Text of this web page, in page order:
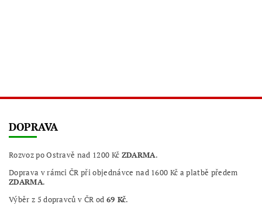
DOPRAVA
Rozvoz po Ostravě nad 1200 Kč ZDARMA.
Doprava v rámci ČR při objednávce nad 1600 Kč a platbě předem
ZDARMA.
Výběr z 5 dopravců v ČR od 69 Kč.